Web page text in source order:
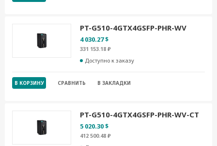
PT-G510-4GTX4GSFP-PHR-WV
4 030.27 $
331 153.18 ₽
Доступно к заказу
В КОРЗИНУ СРАВНИТЬ В ЗАКЛАДКИ
PT-G510-4GTX4GSFP-PHR-WV-CT
5 020.30 $
412 500.48 ₽